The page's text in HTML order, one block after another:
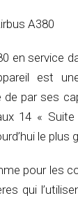
A380
en service
est
par ses
14 «
le plus
pour les
qui